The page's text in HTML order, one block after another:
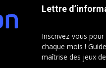
Lettre
Inscrivez-vous
chaque mois !
maîtrise des jeux